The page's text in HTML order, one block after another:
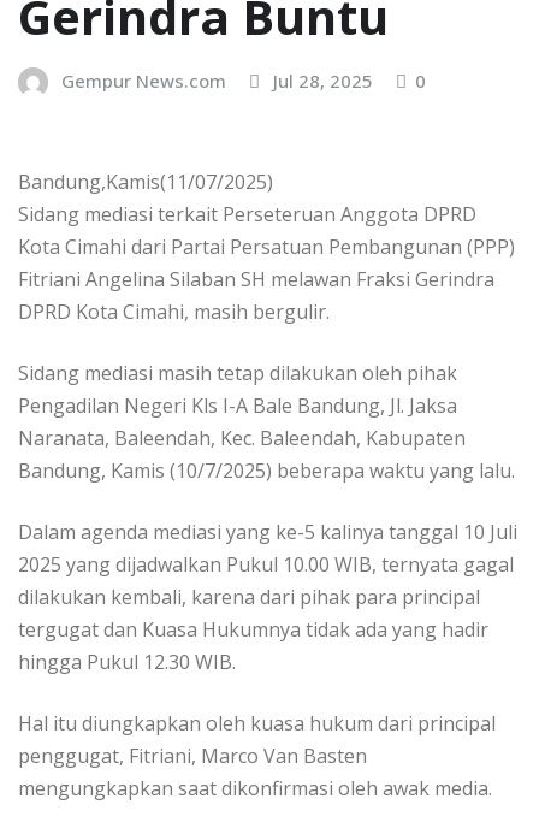
Gerindra Buntu
Gempur News.com Jul 28, 2025 0
Bandung,Kamis(11/07/2025)
Sidang mediasi terkait Perseteruan Anggota DPRD
Kota Cimahi dari Partai Persatuan Pembangunan (PPP)
Fitriani Angelina Silaban SH melawan Fraksi Gerindra
DPRD Kota Cimahi, masih bergulir.
Sidang mediasi masih tetap dilakukan oleh pihak
Pengadilan Negeri Kls I-A Bale Bandung, Jl. Jaksa
Naranata, Baleendah, Kec. Baleendah, Kabupaten
Bandung, Kamis (10/7/2025) beberapa waktu yang lalu.
Dalam agenda mediasi yang ke-5 kalinya tanggal 10 Juli
2025 yang dijadwalkan Pukul 10.00 WIB, ternyata gagal
dilakukan kembali, karena dari pihak para principal
tergugat dan Kuasa Hukumnya tidak ada yang hadir
hingga Pukul 12.30 WIB.
Hal itu diungkapkan oleh kuasa hukum dari principal
penggugat, Fitriani, Marco Van Basten
mengungkapkan saat dikonfirmasi oleh awak media.